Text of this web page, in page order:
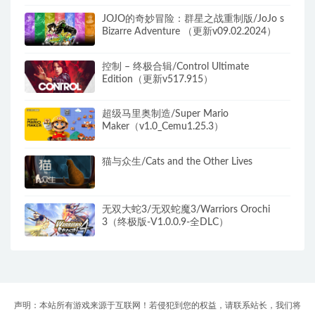
JOJO的奇妙冒险：群星之战重制版/JoJo s
Bizarre Adventure （更新v09.02.2024）
控制 – 终极合辑/Control Ultimate
Edition（更新v517.915）
超级马里奥制造/Super Mario
Maker（v1.0_Cemu1.25.3）
猫与众生/Cats and the Other Lives
无双大蛇3/无双蛇魔3/Warriors Orochi
3（终极版-V1.0.0.9-全DLC）
声明：本站所有游戏来源于互联网！若侵犯到您的权益，请联系站长，我们将